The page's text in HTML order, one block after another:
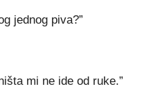
jednog piva?”
mi ne ide od ruke.”